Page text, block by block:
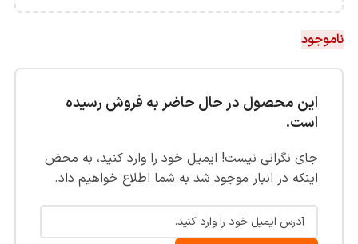
ناموجود
این محصول در حال حاضر به فروش رسیده
است.
جای نگرانی نیست! ایمیل خود را وارد کنید، به محض
اینکه در انبار موجود شد به شما اطلاع خواهیم داد.